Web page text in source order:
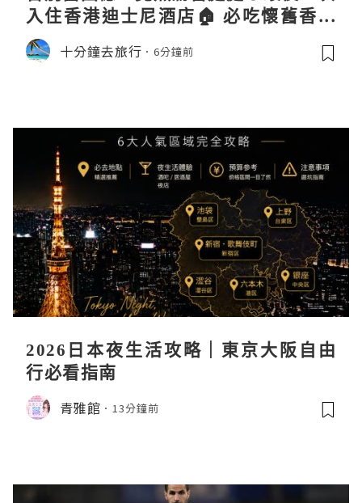
入住香港迪士尼酒店🏠 必吃懷舊香港
味自助餐、免費米奇+公主合照放題 ｜
Staycation Hong Kong Disneyland
十分鐘去旅行 6分鐘前
2026日本夜生活攻略｜東京大阪自由
行必看指南
青雅館 13分鐘前